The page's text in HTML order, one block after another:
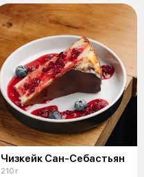
Чизкейк Сан-Себастьян
210 г